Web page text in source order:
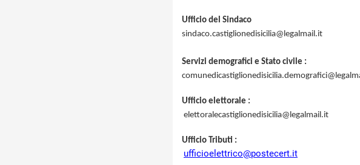
Ufficio del Sindaco
sindaco.castiglionedisicilia@legalmail.it
Servizi demografici e Stato civile :
Ufficio elettorale :
elettoralecastiglionedisicilia@legalmail.it
Ufficio Tributi :
ufficioelettrico@postecert.it